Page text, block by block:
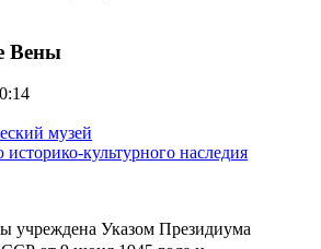
Вены
музей
культурного наследия
учреждена Указом Президиума